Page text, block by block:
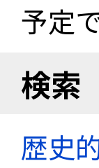
予定で
検索
歴史